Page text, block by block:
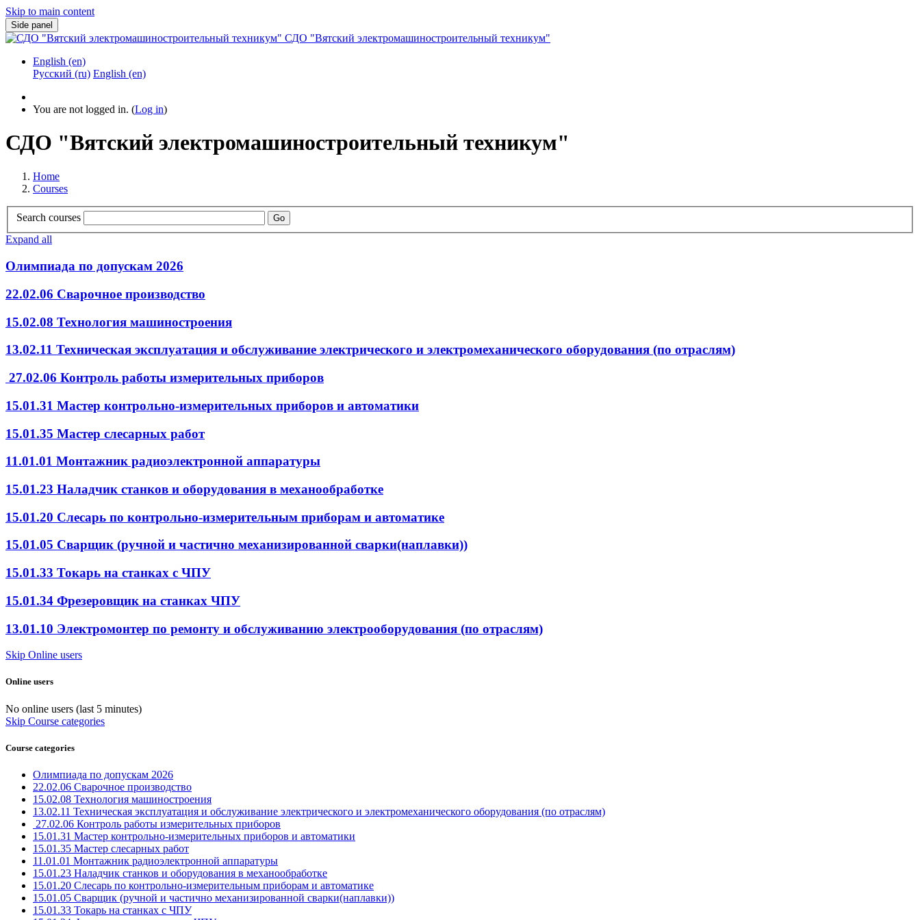
Skip to main content
Side panel
СДО "Вятский электромашиностроительный техникум"
English ‎(en)‎
Русский ‎(ru)‎ English ‎(en)‎
You are not logged in. (Log in)
СДО "Вятский электромашиностроительный техникум"
Home
Courses
Search courses Go
Expand all
Олимпиада по допускам 2026
22.02.06 Сварочное производство
15.02.08 Технология машиностроения
13.02.11 Техническая эксплуатация и обслуживание электрического и электромеханического оборудования (по отраслям)
27.02.06 Контроль работы измерительных приборов
15.01.31 Мастер контрольно-измерительных приборов и автоматики
15.01.35 Мастер слесарных работ
11.01.01 Монтажник радиоэлектронной аппаратуры
15.01.23 Наладчик станков и оборудования в механообработке
15.01.20 Слесарь по контрольно-измерительным приборам и автоматике
15.01.05 Сварщик (ручной и частично механизированной сварки(наплавки))
15.01.33 Токарь на станках с ЧПУ
15.01.34 Фрезеровщик на станках ЧПУ
13.01.10 Электромонтер по ремонту и обслуживанию электрооборудования (по отраслям)
Skip Online users
Online users
No online users (last 5 minutes)
Skip Course categories
Course categories
Олимпиада по допускам 2026
22.02.06 Сварочное производство
15.02.08 Технология машиностроения
13.02.11 Техническая эксплуатация и обслуживание электрического и электромеханического оборудования (по отраслям)
27.02.06 Контроль работы измерительных приборов
15.01.31 Мастер контрольно-измерительных приборов и автоматики
15.01.35 Мастер слесарных работ
11.01.01 Монтажник радиоэлектронной аппаратуры
15.01.23 Наладчик станков и оборудования в механообработке
15.01.20 Слесарь по контрольно-измерительным приборам и автоматике
15.01.05 Сварщик (ручной и частично механизированной сварки(наплавки))
15.01.33 Токарь на станках с ЧПУ